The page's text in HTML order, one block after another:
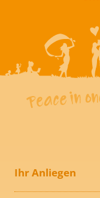
Ihr Anliegen